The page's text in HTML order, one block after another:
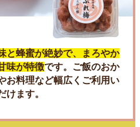
と蜂蜜が絶妙で、まろやか
味が特徴です。ご飯のおか
お料理など幅広くご利用い
けます。